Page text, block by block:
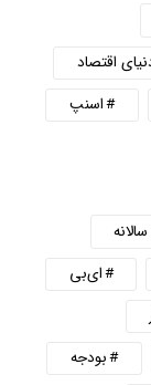
اقتصاد
اسنپ
ای‌بی
بودجه